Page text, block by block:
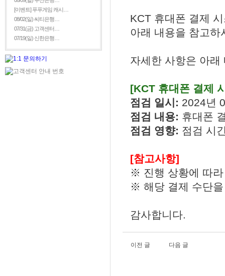
[이벤트] 푸푸게임 캐시…
08/02(일) 씨티은행…
07/31(금) 고객센터…
07/19(일) 신한은행…
KCT 휴대폰 결제
아래 내용을 참고
자세한 사항은 아
[KCT 휴대폰 결제
점검 일시: 2024년
점검 내용: 휴대폰
점검 영향: 점검 시
[참고사항]
※ 진행 상황에 따
※ 해당 결제 수단
감사합니다.
이전 글 다음 글